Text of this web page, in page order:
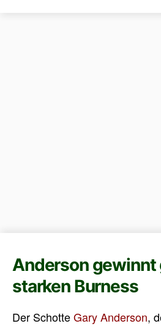
Anderson gewinnt
starken Burness
Der SchotteGary Anderson,